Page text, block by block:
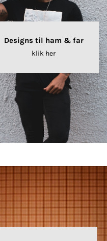
Designs til ham & far
klik her